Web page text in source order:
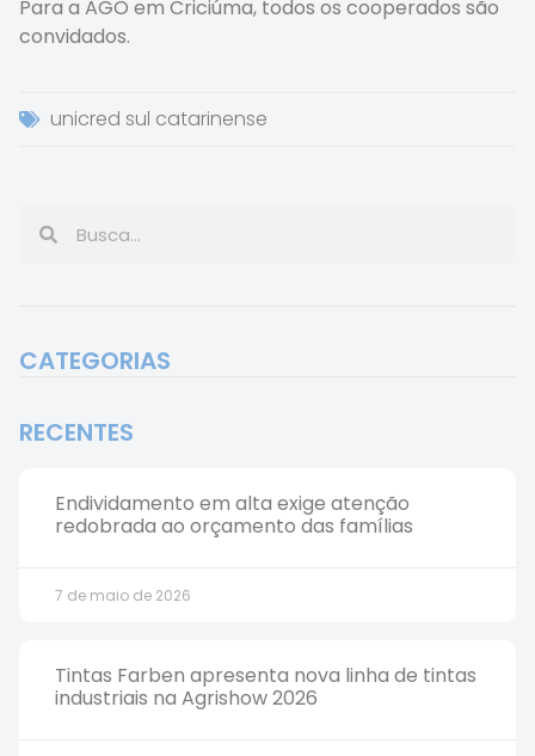
Para a AGO em Criciúma, todos os cooperados são
convidados.
unicred sul catarinense
CATEGORIAS
RECENTES
Endividamento em alta exige atenção
redobrada ao orçamento das famílias
7 de maio de 2026
Tintas Farben apresenta nova linha de tintas
industriais na Agrishow 2026